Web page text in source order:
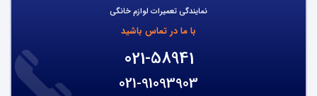
نمایندگی تعمیرات لوازم خانگی
با ما در تماس باشید
021-58941
021-91093903